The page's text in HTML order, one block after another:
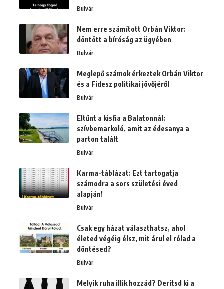
Bulvár
Nem erre számított Orbán Viktor:
döntött a bíróság az ügyében
Bulvár
Meglepő számok érkeztek Orbán Viktor
és a Fidesz politikai jövőjéről
Bulvár
Eltűnt a kisfia a Balatonnál:
szívbemarkoló, amit az édesanya a
parton talált
Bulvár
Karma-táblázat: Ezt tartogatja
számodra a sors születési éved
alapján!
Bulvár
Csak egy házat választhatsz, ahol
életed végéig élsz, mit árul el rólad a
döntésed?
Bulvár
Melyik ruha illik hozzád? Derítsd ki a